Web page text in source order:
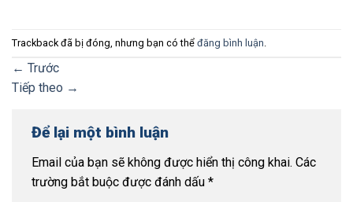
Trackback đã bị đóng, nhưng bạn có thể đăng bình luận
← Trước
Tiếp theo →
Để lại một bình luận
Email của bạn sẽ không được hiển thị công khai. Các
trường bắt buộc được đánh dấu *